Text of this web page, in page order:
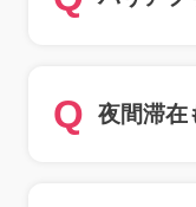
Q 夜間滞在